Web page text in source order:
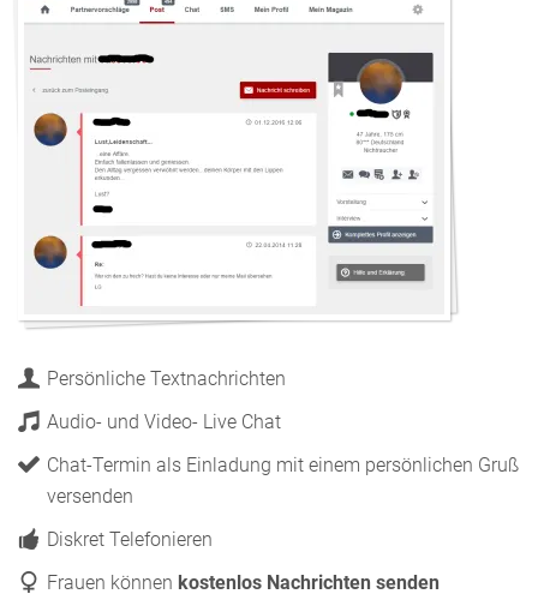
Persönliche Textnachrichten
Audio- und Video- Live Chat
Chat-Termin als Einladung mit einem persönlichen Gruß
versenden
Diskret Telefonieren
Frauen können kostenlos Nachrichten senden